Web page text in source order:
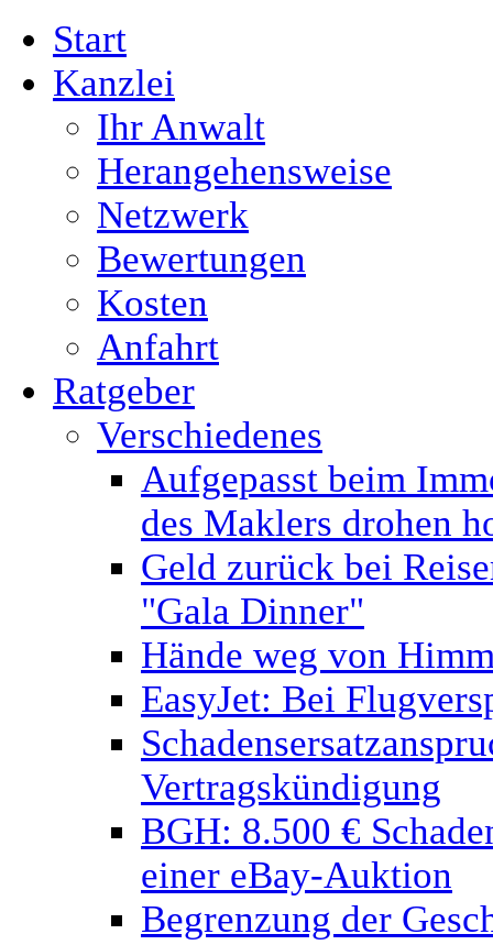
Start
Kanzlei
Ihr Anwalt
Herangehensweise
Netzwerk
Bewertungen
Kosten
Anfahrt
Ratgeber
Verschiedenes
Aufgepasst beim
des Maklers drohen
Geld zurück bei
"Gala Dinner"
Hände weg von
EasyJet: Bei
Vertragskündigung
BGH: 8.500 €
einer eBay-Auktion
Begrenzung der